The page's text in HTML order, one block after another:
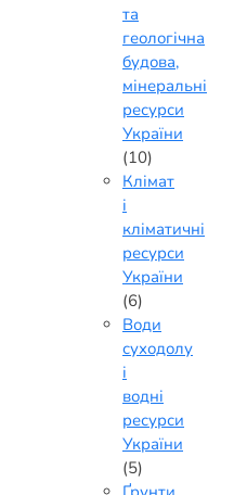
та
геологічна
будова,
мінеральні
ресурси
України
(10)
Клімат
і
кліматичні
ресурси
України
(6)
Води
суходолу
і
водні
ресурси
України
(5)